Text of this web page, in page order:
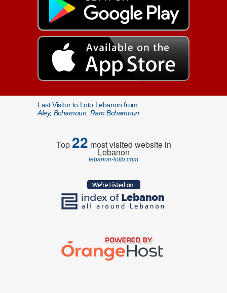
Last Visitor to Loto Lebanon from
Aley, Bchamoun, Ram Bchamoun
Top22 most visited website in
Lebanon
lebanon-lotto.com